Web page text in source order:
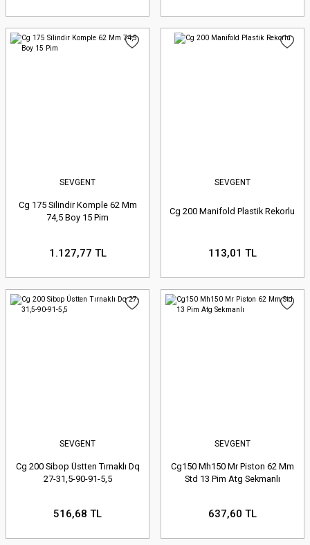
SEVGENT
Cg 175 Silindir Komple 62 Mm
74,5 Boy 15 Pim
1.127,77 TL
SEVGENT
Cg 200 Manifold Plastik Rekorlu
113,01 TL
SEVGENT
Cg 200 Sibop Üstten Tırnaklı Dq
27-31,5-90-91-5,5
516,68 TL
SEVGENT
Cg150 Mh150 Mr Piston 62 Mm
Std 13 Pim Atg Sekmanlı
637,60 TL